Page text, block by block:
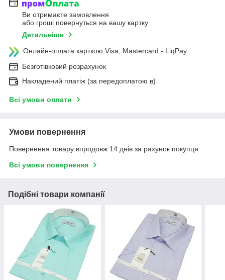
Ви отримаєте замовлення
або гроші повернуться на вашу картку
Детальніше
Онлайн-оплата карткою Visa, Mastercard - LiqPay
Безготівковий розрахунок
Накладений платіж (за передоплатою в)
Всі умови оплати
Умови повернення
Повернення товару впродовж 14 днів за рахунок покупця
Всі умови повернення
Подібні товари компанії